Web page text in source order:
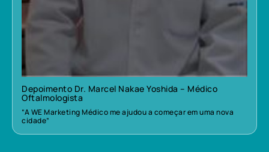
Depoimento Dr. Marcel Nakae Yoshida – Médico
Oftalmologista
“A WE Marketing Médico me ajudou a começar em uma nova
cidade”